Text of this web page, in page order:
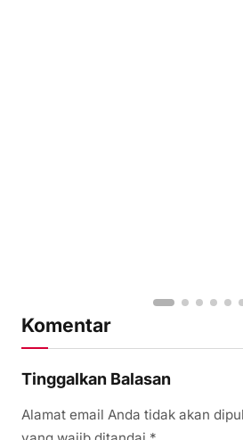
Komentar
Tinggalkan Balasan
Alamat email Anda tidak akan